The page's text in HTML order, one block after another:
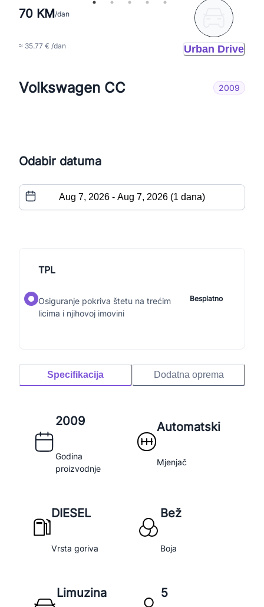
70 KM/dan
≈ 35.77 € /dan Urban Drive
Volkswagen CC 2009
Odabir datuma
TPL
Osiguranje pokriva štetu na trećim
licima i njihovoj imovini
Besplatno
Specifikacija Dodatna oprema
2009
Godina
proizvodnje
Automatski
Mjenjač
DIESEL
Vrsta goriva
Bež
Boja
Limuzina 5